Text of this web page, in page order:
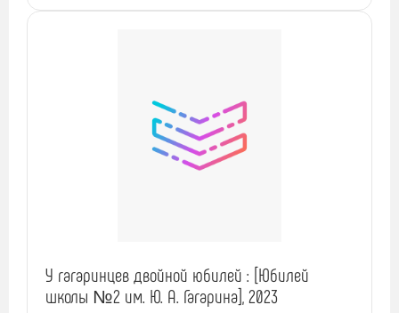
У гагаринцев двойной юбилей : [Юбилей
школы №2 им. Ю. А. Гагарина], 2023